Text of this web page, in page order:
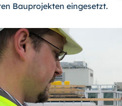
Bauprojekten eingesetzt.